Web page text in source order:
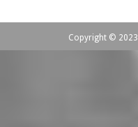
Copyright © 2023